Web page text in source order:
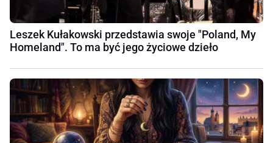
Leszek Kułakowski przedstawia swoje "Poland, My
Homeland". To ma być jego życiowe dzieło